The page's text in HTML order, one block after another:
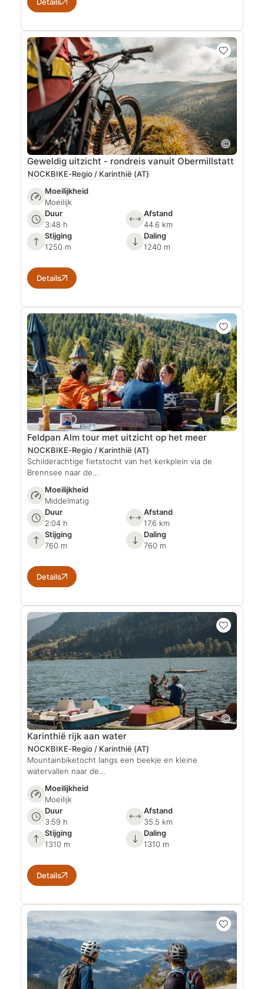
Geweldig uitzicht - rondreis vanuit Obermillstatt
NOCKBIKE-Regio / Karinthië (AT)
Moeilijkheid
Moeilijk
Duur
3:48 h
Afstand
44.6 km
Stijging
1250 m
Daling
1240 m
Details
Feldpan Alm tour met uitzicht op het meer
NOCKBIKE-Regio / Karinthië (AT)
Schilderachtige fietstocht van het kerkplein via de
Brennsee naar de…
Moeilijkheid
Middelmatig
Duur
2:04 h
Afstand
17.6 km
Stijging
760 m
Daling
760 m
Details
Karinthië rijk aan water
NOCKBIKE-Regio / Karinthië (AT)
Mountainbiketocht langs een beekje en kleine
watervallen naar de…
Moeilijkheid
Moeilijk
Duur
3:59 h
Afstand
35.5 km
Stijging
1310 m
Daling
1310 m
Details